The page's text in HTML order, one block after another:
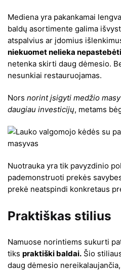
Mediena yra pakankamai
baldų asortimente galima
atspalvius ar įdomius
niekuomet nelieka
netenka skirti daug dėmesio.
nesunkiai restauruojamas.
Nors norint įsigyti medžio
daugiau investicijų, metams
Nuotrauka yra tik pavyzdinio
pademonstruoti prekės
prekė neatspindi konkretaus
Praktiškas stilius
Namuose norintiems sukurti
tiks praktiški baldai. Šio
daug dėmesio